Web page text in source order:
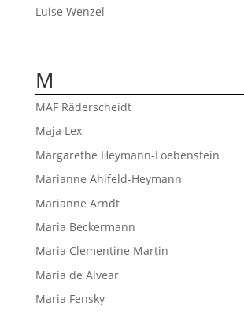
Luise Wenzel
M
MAF Räderscheidt
Maja Lex
Margarethe Heymann-Loebenstein
Marianne Ahlfeld-Heymann
Marianne Arndt
Maria Beckermann
Maria Clementine Martin
Maria de Alvear
Maria Fensky